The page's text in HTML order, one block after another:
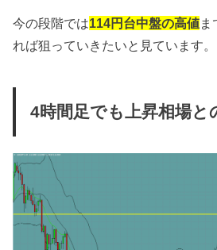
今の段階では114円台中盤の高値ま
れば狙っていきたいと見ています。
4時間足でも上昇相場と